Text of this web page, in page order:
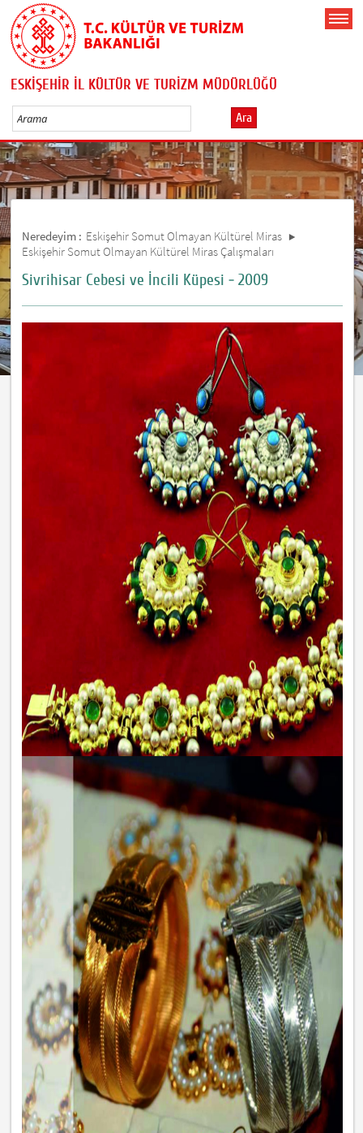
ESKİŞEHİR İL KÜLTÜR VE TURİZM MÜDÜRLÜĞÜ
Ara
Neredeyim : Eskişehir Somut Olmayan Kültürel Miras
Eskişehir Somut Olmayan Kültürel Miras Çalışmaları
Sivrihisar Cebesi ve İncili Küpesi - 2009